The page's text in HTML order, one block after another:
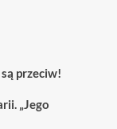
przeciw!
„Jego